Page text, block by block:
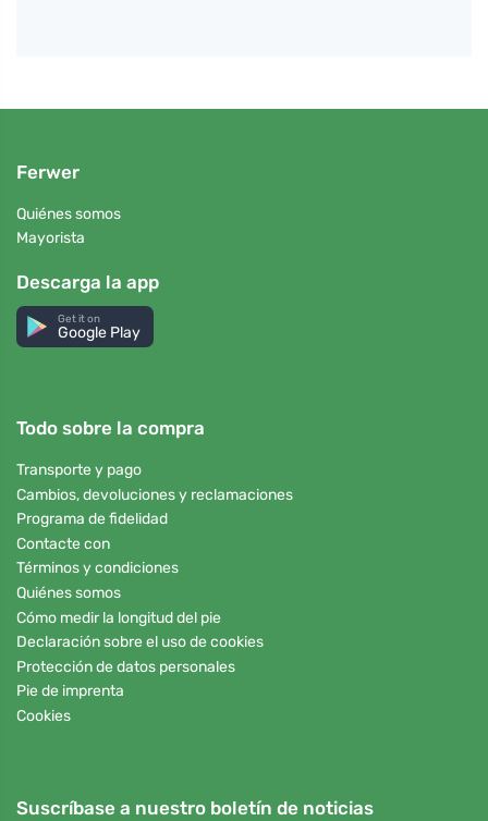
Ferwer
Quiénes somos
Mayorista
Descarga la app
Get it on
Google Play
Todo sobre la compra
Transporte y pago
Cambios, devoluciones y reclamaciones
Programa de fidelidad
Contacte con
Términos y condiciones
Quiénes somos
Cómo medir la longitud del pie
Declaración sobre el uso de cookies
Protección de datos personales
Pie de imprenta
Cookies
Suscríbase a nuestro boletín de noticias